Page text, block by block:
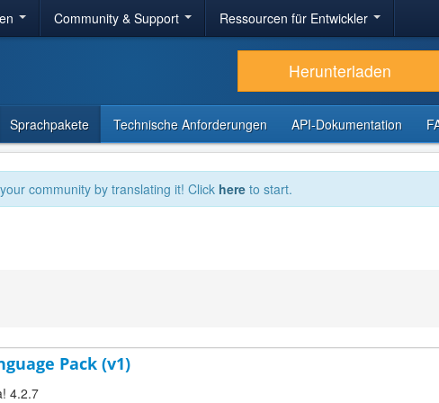
Community & Support Ressourcen für Entwickler
Herunterladen
Sprachpakete Technische Anforderungen API-Dokumentation
community by translating it! Click here to start.
Pack (v1)
4.2.7